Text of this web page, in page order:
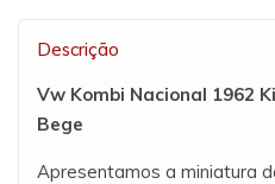
Descrição
Vw Kombi Nacional 1962
Bege
Apresentamos a miniatura